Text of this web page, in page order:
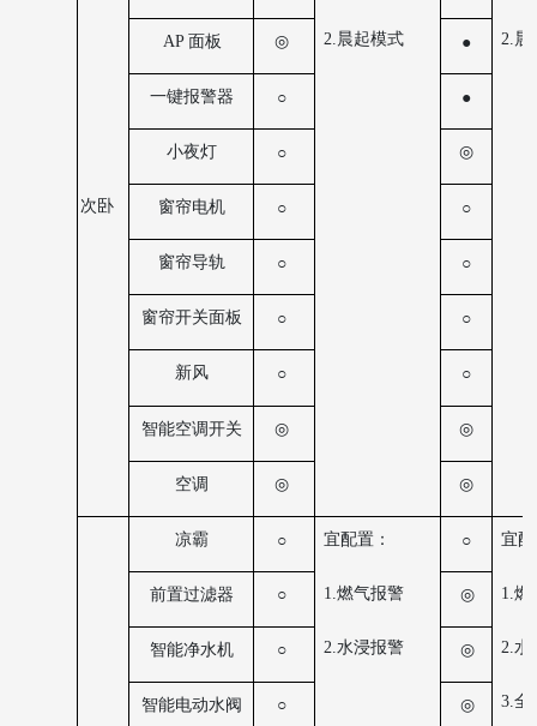
AP 面板 ◎ 2.晨起模式 ● 2.晨
一键报警器 ○ ●
小夜灯 ○ ◎
次卧 窗帘电机 ○ ○
窗帘导轨 ○ ○
窗帘开关面板 ○ ○
新风 ○ ○
智能空调开关 ◎ ◎
空调 ◎ ◎
凉霸 ○ 宜配置： ○ 宜
前置过滤器 ○ 1.燃气报警 ◎ 1.燃
智能净水机 ○ 2.水浸报警 ◎ 2.水
智能电动水阀 ○ ◎ 3.全